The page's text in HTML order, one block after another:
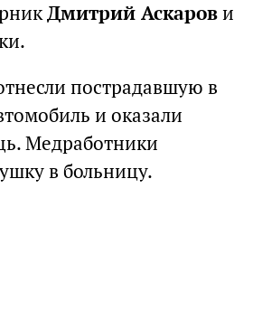
Дмитрий Аскарови
пострадавшую в
и оказали
Медработники
в больницу.